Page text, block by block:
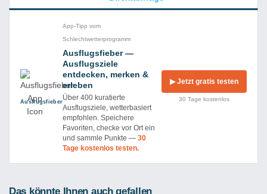
Ausflug­sfieber
App-Tipp vom
Schlechtwetterprogramm
Ausflugsfieber —
Ausflugsziele
entdecken, merken &
erleben
Über 400 kuratierte
Ausflugsziele, wetterbasiert
empfohlen. Speichere
Favoriten, checke vor Ort ein
und sammle Punkte —30
Tage kostenlos testen.
▶ Jetzt gratis testen
30 Tage kostenlos
Das könnte Ihnen auch gefallen